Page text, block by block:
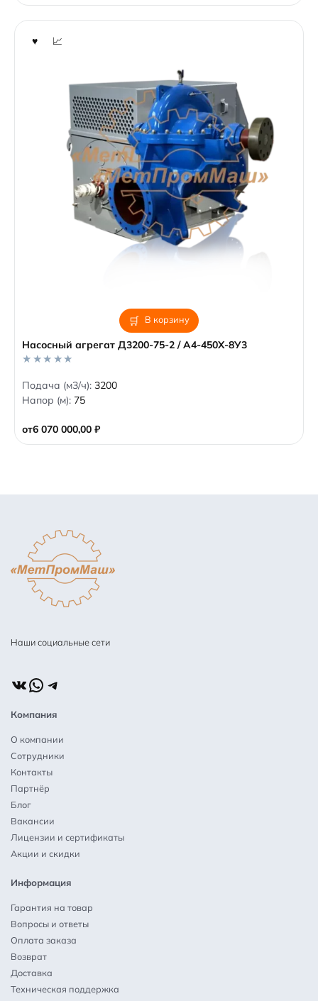
5
В корзину
Насосный агрегат Д3200-75-2 / А4-450Х-8У3
от6 070 000,00 ₽
0
o
u
f
5
Подача (м3/ч): 3200
Напор (м): 75
Наши социальные сети
ВКонтакте
WhatsApp
Telegram
Компания
О компании
Сотрудники
Контакты
Партнёр
Блог
Вакансии
Лицензии и сертификаты
Акции и скидки
Информация
Гарантия на товар
Вопросы и ответы
Оплата заказа
Возврат
Доставка
Техническая поддержка